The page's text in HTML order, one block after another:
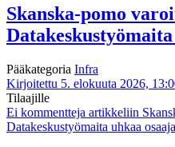
Skanska-pomo
Pääkategoria Infra
Kirjoitettu 5. elokuuta 2026,
Tilaajille
Ei kommentteja artikkeliin
Datakeskustyömaita uhkaa